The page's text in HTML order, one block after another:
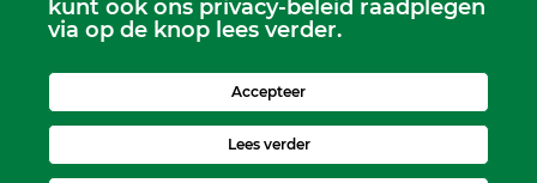
Dhr. Leen Kruithof
kunt ook ons privacy-beleid raadplegen
via op de knop lees verder.
Accepteer
Lees verder